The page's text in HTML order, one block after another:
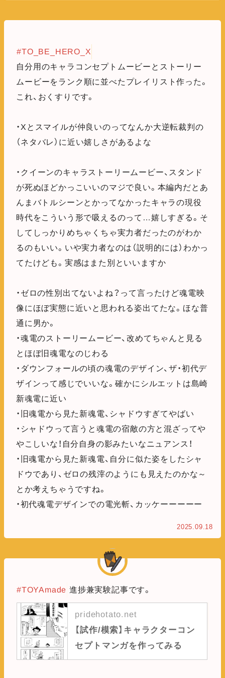
#TO_BE_HERO_X
自分用のキャラコンセプトムービーとストーリー
ムービーをランク順に並べたプレイリスト作った。
これ、おくすりです。
・Xとスマイルが仲良いのってなんか大逆転裁判の
（ネタバレ）に近い嬉しさがあるよな
・クイーンのキャラストーリームービー、スタンド
が死ぬほどかっこいいのマジで良い。本編内だとあ
んまバトルシーンとかってなかったキャラの現役
時代をこういう形で吸えるのって…嬉しすぎる。そ
してしっかりめちゃくちゃ実力者だったのがわか
るのもいい。いや実力者なのは（説明的には）わかっ
てたけども。実感はまた別といいますか
・ゼロの性別出てないよね？って言ったけど魂電映
像にほぼ実態に近いと思われる姿出てたな。ほな普
通に男か。
・魂電のストーリームービー、改めてちゃんと見る
とほぼ旧魂電なのじわる
・ダウンフォールの頃の魂電のデザイン、ザ・初代デ
ザインって感じでいいな。確かにシルエットは島崎
新魂電に近い
・旧魂電から見た新魂電、シャドウすぎてやばい
・シャドウって言うと魂電の宿敵の方と混ざってや
やこしいな！自分自身の影みたいなニュアンス！
・旧魂電から見た新魂電、自分に似た姿をしたシャ
ドウであり、ゼロの残滓のようにも見えたのかな～
とか考えちゃうですね。
・初代魂電デザインでの電光斬、カッケーーーーー
2025.09.18
#TOYAmade 進捗兼実験記事です。
【試作/模索】キャラクターコン
セプトマンガを作ってみる
pridehotato.net